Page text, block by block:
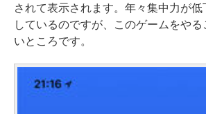
されて表示されます。年々集中力が
しているのですが、このゲームをや
いところです。